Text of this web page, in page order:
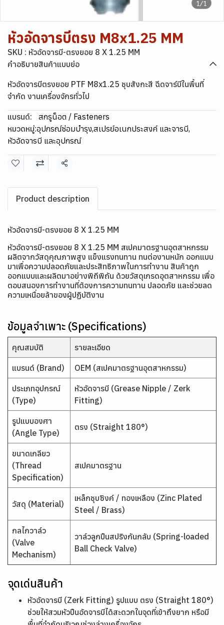
1/1
หัวอัดจารบีตรง M8x1.25 MM
SKU : หัวอัดจารบี-ตรงยอย 8 X 1.25 MM
คำอธิบายสินค้าแบบย่อ
หัวอัดจารบีตรงยอย PTF M8x1.25 ชุบสังกะสี ฉีดจาร์บีในพื้นที่
จำกัด งานเครื่องจักรทั่วไป
แบรนด์:
สกรูน็อต / Fasteners
หมวดหมู่:อุปกรณ์ซ่อมบำรุง,สเปรย์อเนกประสงค์ และจารบี,
หัวอัดจารบี และอุปกรณ์
แชร์
Product description
หัวอัดจารบี-ตรงยอย 8 X 1.25 MM
หัวอัดจารบี-ตรงยอย 8 X 1.25 MM สเปคมาตรฐานอุตสาหกรรม
ผลิตจากวัสดุคุณภาพสูง แข็งแรงทนทาน ทนต่องานหนัก ออกแบบ
มาเพื่อความปลอดภัยและประสิทธิภาพในการทำงาน สินค้าถูก
ออกแบบและผลิตมาอย่างพิถีพิถัน ด้วยวัสดุเกรดอุตสาหกรรม เพื่อ
ตอบสนองการทำงานที่ต้องการความทนทาน ปลอดภัย และช่วยลด
ความเหนื่อยล้าของผู้ปฏิบัติงาน
ข้อมูลจำเพาะ (Specifications)
คุณสมบัติ รายละเอียด
แบรนด์ (Brand) OEM (สเปคมาตรฐานอุตสาหกรรม)
ประเภทอุปกรณ์
(Type)
หัวอัดจารบี (Grease Nipple / Zerk
Fitting)
รูปแบบองศา
(Angle Type)
ตรง (Straight 180°)
ขนาดเกลียว
(Thread
Specification)
สเปคมาตรฐาน
วัสดุ (Material)
เหล็กชุบซิงค์ / ทองเหลือง (Zinc Plated
Steel / Brass)
กลไกวาล์ว
(Valve
Mechanism)
วาล์วลูกปืนสปริงกันกลับ (Spring-loaded
Ball Check Valve)
จุดเด่นสินค้า
หัวอัดจารบี (Zerk Fitting) รูปแบบ ตรง (Straight 180°)
ช่วยให้สวมหัวปืนอัดจารบีได้สะดวกในจุดที่เข้าถึงยาก หรือมี